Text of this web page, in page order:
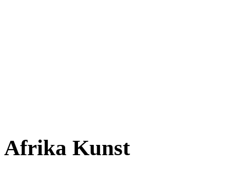
Afrika Kunst